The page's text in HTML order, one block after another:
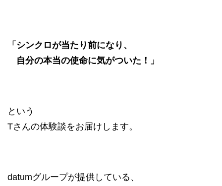
「シンクロが当たり前になり、
自分の本当の使命に気がついた！」
という
Tさんの体験談をお届けします。
datumグループが提供している、